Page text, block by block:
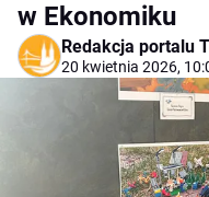
w Ekonomiku
Redakcja portalu
20 kwietnia 2026,